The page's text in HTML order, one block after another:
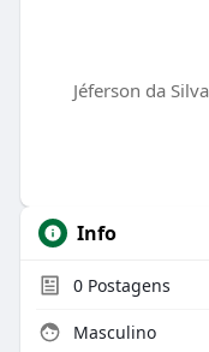
Jéferson da
Info
0Postagens
Masculino